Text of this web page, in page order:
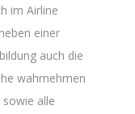
im Airline
einer
auch die
wahrnehmen
sowie alle